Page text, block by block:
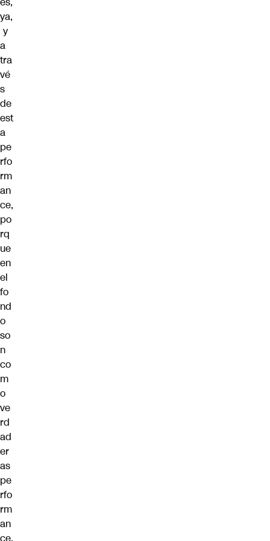
ya,
y
a
tra
vé
s
de
est
a
pe
rfo
rm
an
ce,
po
rq
ue
en
el
fo
nd
o
so
n
co
m
o
ve
rd
ad
er
as
pe
rfo
rm
an